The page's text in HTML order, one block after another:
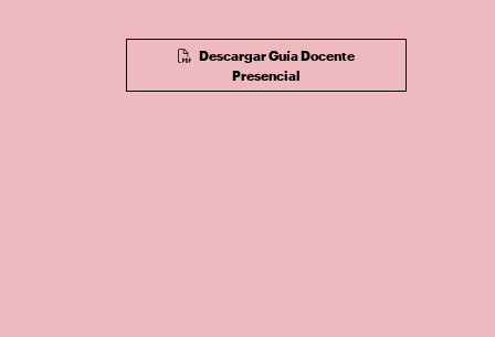
Descargar Guía Docente
Presencial